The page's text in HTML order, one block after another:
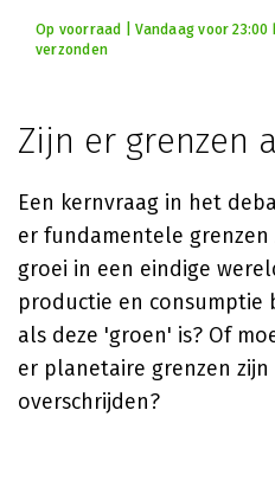
Op voorraad | Vandaag voor
verzonden
Zijn er grenzen
Een kernvraag in het
er fundamentele grenzen
groei in een eindige
productie en consumptie
als deze 'groen' is? Of
er planetaire grenzen
overschrijden?